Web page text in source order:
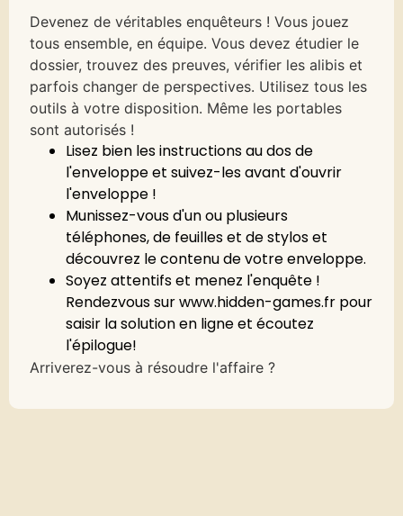
Devenez de véritables enquêteurs ! Vous jouez
tous ensemble, en équipe. Vous devez étudier le
dossier, trouvez des preuves, vérifier les alibis et
parfois changer de perspectives. Utilisez tous les
outils à votre disposition. Même les portables
sont autorisés !
Lisez bien les instructions au dos de
l'enveloppe et suivez-les avant d'ouvrir
l'enveloppe !
Munissez-vous d'un ou plusieurs
téléphones, de feuilles et de stylos et
découvrez le contenu de votre enveloppe.
Soyez attentifs et menez l'enquête !
Rendezvous sur www.hidden-games.fr pour
saisir la solution en ligne et écoutez
l'épilogue!
Arriverez-vous à résoudre l'affaire ?